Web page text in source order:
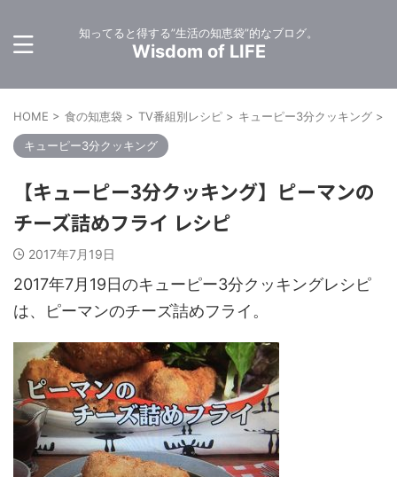
知ってると得する”生活の知恵袋”的なブログ。
Wisdom of LIFE
HOME > 食の知恵袋 > TV番組別レシピ > キューピー3分クッキング >
キューピー3分クッキング
【キューピー3分クッキング】ピーマンの
チーズ詰めフライ レシピ
2017年7月19日
2017年7月19日のキューピー3分クッキングレシピ
は、ピーマンのチーズ詰めフライ。